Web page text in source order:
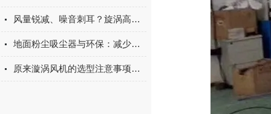
风量锐减、噪音刺耳？旋涡高压气泵叶轮卡滞的快速修复方案
地面粉尘吸尘器与环保：减少空气污染的关键
原来漩涡风机的选型注意事项有这么重要!